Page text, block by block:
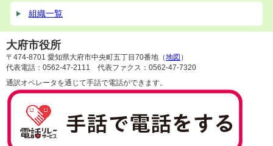
組織一覧
大府市役所
〒474-8701 愛知県大府市中央町五丁目70番地（地図 ）
代表電話：0562-47-2111 代表ファクス：0562-47-7320
通訳オペレータを通じて手話で電話ができます。